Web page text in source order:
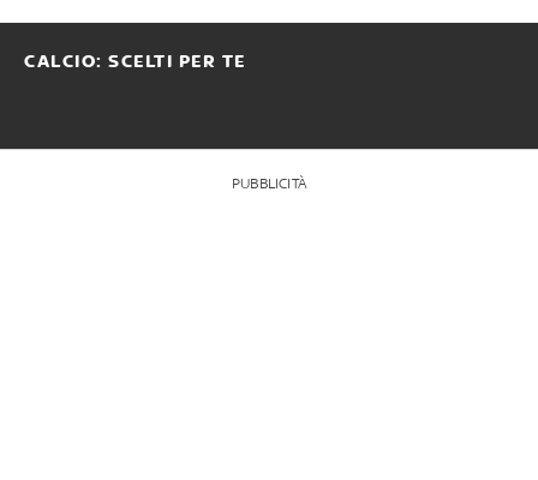
CALCIO: SCELTI PER TE
PUBBLICITÀ